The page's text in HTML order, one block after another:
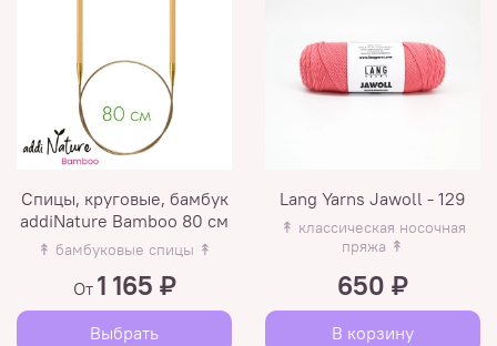
Спицы, круговые, бамбук
addiNature Bamboo 80 см
↟ бамбуковые спицы ↟
От 1 165 ₽
Выбрать
Lang Yarns Jawoll - 129
↟ классическая носочная
пряжа ↟
650 ₽
В корзину